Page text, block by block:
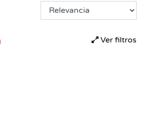
Ver filtros